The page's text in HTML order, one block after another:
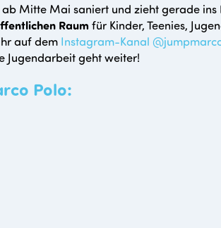
ab Mitte Mai saniert und zieht gerade
Raum für Kinder, Teenies,
auf dem Instagram-Kanal
Jugendarbeit geht weiter!
Polo: